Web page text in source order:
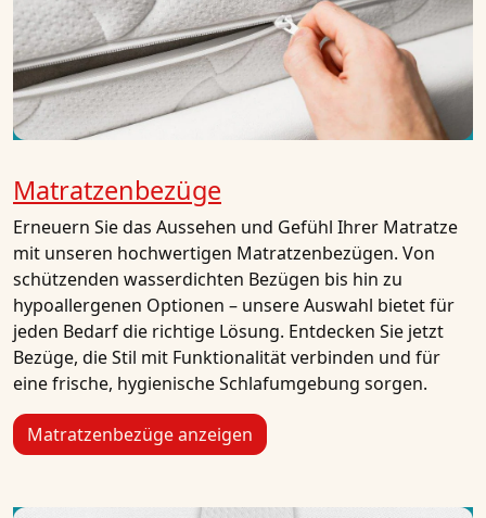
Matratzenbezüge
Erneuern Sie das Aussehen und Gefühl Ihrer Matratze
mit unseren hochwertigen Matratzenbezügen. Von
schützenden wasserdichten Bezügen bis hin zu
hypoallergenen Optionen – unsere Auswahl bietet für
jeden Bedarf die richtige Lösung. Entdecken Sie jetzt
Bezüge, die Stil mit Funktionalität verbinden und für
eine frische, hygienische Schlafumgebung sorgen.
Matratzenbezüge anzeigen